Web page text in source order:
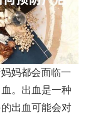
妈都会面临一
。出血是一种
出血可能会对